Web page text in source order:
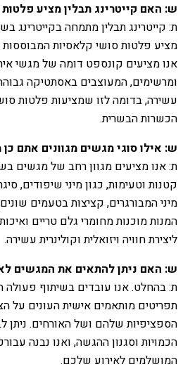
ש: האם קייטרינג תבלין מציע פלטות
ת: קייטרינג תבלין מתמחה בקייטרינג
מציע פלטות סושי קלאסיות
אנו מציעים קונספט דומה של מגשי
ומרשימים, המעוצבים באסתטיקה גבוהה
עשירה, בדומה לזו שמציעות פלטות
הכשרות הבשרית.
ש: אילו סוגי מגשים מגוונים אתם
ת: אנו מציעים מגוון רחב של מגשים
קטנות וטעימות, כגון מיני שיפודים,
מיני המבורגרים, קציצות בטעמים
המנות מוכנות מחומרי גלם טריים
ליצירת חוויה ויזואלית וקולינרית עשירה.
ש: האם ניתן להתאים את המגשים
ת: בהחלט. אנו עובדים בשיתוף פעולה
תפריטים מותאמים אישית העונים על
הספציפיות שלהם ושל האורחים. ניתן
הכמויות וסגנון ההגשה, ואנו נבנה
המושלמים לאירוע שלכם.